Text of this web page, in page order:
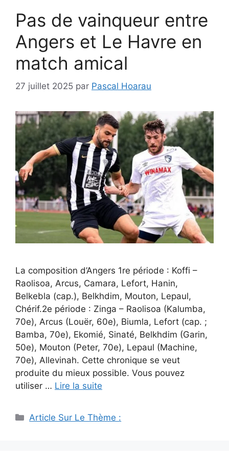
Pas de vainqueur entre
Angers et Le Havre en
match amical
27 juillet 2025 par Pascal Hoarau
La composition d’Angers 1re période : Koffi –
Raolisoa, Arcus, Camara, Lefort, Hanin,
Belkebla (cap.), Belkhdim, Mouton, Lepaul,
Chérif.2e période : Zinga – Raolisoa (Kalumba,
70e), Arcus (Louër, 60e), Biumla, Lefort (cap. ;
Bamba, 70e), Ekomié, Sinaté, Belkhdim (Garin,
50e), Mouton (Peter, 70e), Lepaul (Machine,
70e), Allevinah. Cette chronique se veut
produite du mieux possible. Vous pouvez
utiliser … Lire la suite
Catégories
Article Sur Le Thème :